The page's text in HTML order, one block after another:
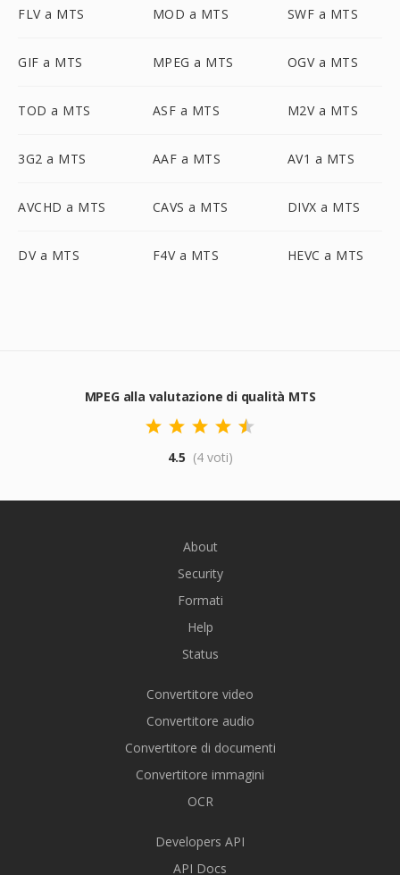
FLV a MTS MOD a MTS SWF a MTS
GIF a MTS MPEG a MTS OGV a MTS
TOD a MTS ASF a MTS M2V a MTS
3G2 a MTS AAF a MTS AV1 a MTS
AVCHD a MTS CAVS a MTS DIVX a MTS
DV a MTS F4V a MTS HEVC a MTS
MPEG alla valutazione di qualità MTS
4.5 (4 voti)
About
Security
Formati
Help
Status
Convertitore video
Convertitore audio
Convertitore di documenti
Convertitore immagini
OCR
Developers API
API Docs